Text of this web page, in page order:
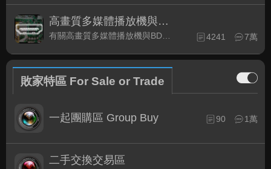
高畫質多媒體播放機與BD討論區
有關高畫質多媒體播放機與BD相關討論區 4241 7萬
敗家特區 For Sale or Trade
一起團購區 Group Buy 90 1萬
二手交換交易區